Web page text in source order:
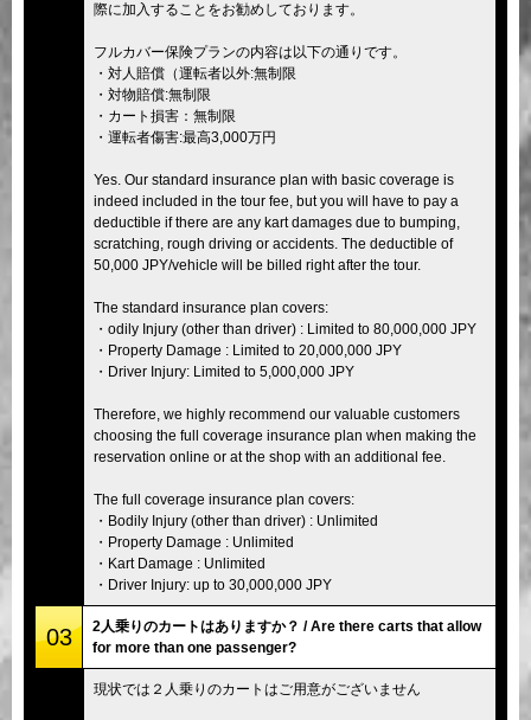
際に加入することをお勧めしております。
フルカバー保険プランの内容は以下の通りです。
・対人賠償（運転者以外:無制限
・対物賠償:無制限
・カート損害：無制限
・運転者傷害:最高3,000万円
Yes. Our standard insurance plan with basic coverage is
indeed included in the tour fee, but you will have to pay a
deductible if there are any kart damages due to bumping,
scratching, rough driving or accidents. The deductible of
50,000 JPY/vehicle will be billed right after the tour.
The standard insurance plan covers:
・odily Injury (other than driver) : Limited to 80,000,000 JPY
・Property Damage : Limited to 20,000,000 JPY
・Driver Injury: Limited to 5,000,000 JPY
Therefore, we highly recommend our valuable customers
choosing the full coverage insurance plan when making the
reservation online or at the shop with an additional fee.
The full coverage insurance plan covers:
・Bodily Injury (other than driver) : Unlimited
・Property Damage : Unlimited
・Kart Damage : Unlimited
・Driver Injury: up to 30,000,000 JPY
03
2人乗りのカートはありますか？ / Are there carts that allow
for more than one passenger?
現状では２人乗りのカートはご用意がございません